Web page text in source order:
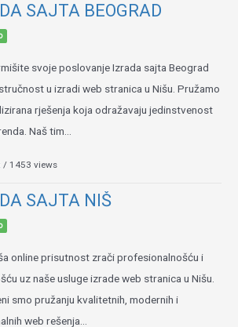
SAJTA BEOGRAD
svoje poslovanje Izrada sajta Beograd
u izradi web stranica u Nišu. Pružamo
rješenja koja odražavaju jedinstvenost
Naš tim...
/ 1453 views
SAJTA NIŠ
online prisutnost zrači profesionalnošću i
uz naše usluge izrade web stranica u Nišu.
smo pružanju kvalitetnih, modernih i
web rešenja...